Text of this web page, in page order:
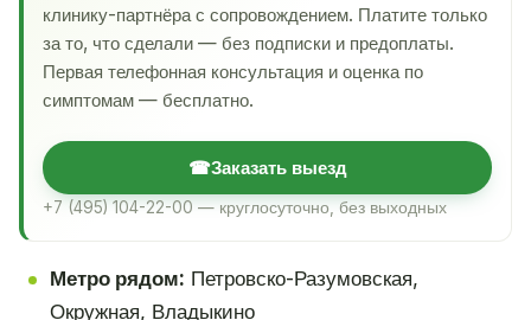
клинику-партнёра с сопровождением. Платите только
за то, что сделали — без подписки и предоплаты.
Первая телефонная консультация и оценка по
симптомам — бесплатно.
☎Заказать выезд
+7 (495) 104-22-00 — круглосуточно, без выходных
Метро рядом: Петровско-Разумовская,
Окружная, Владыкино